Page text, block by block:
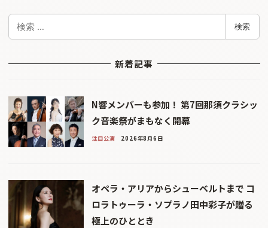
検索
新着記事
N響メンバーも参加！ 第7回那須クラシッ
ク音楽祭がまもなく開幕
注目公演 2026年8月6日
オペラ・アリアからシューベルトまで コ
ロラトゥーラ・ソプラノ田中彩子が贈る
極上のひととき